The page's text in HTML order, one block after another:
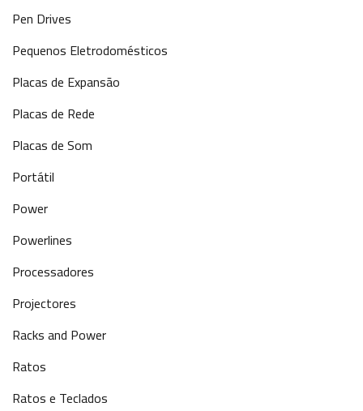
Pen Drives
Pequenos Eletrodomésticos
Placas de Expansão
Placas de Rede
Placas de Som
Portátil
Power
Powerlines
Processadores
Projectores
Racks and Power
Ratos
Ratos e Teclados